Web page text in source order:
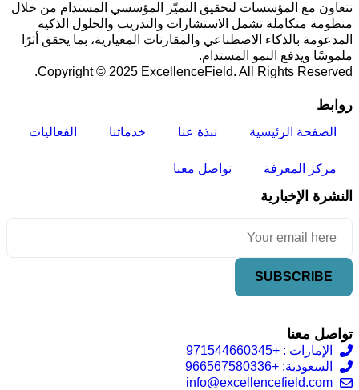
نتعاون مع المؤسسات لتحقيق التميّز المؤسسي المستدام من خلال
منظومة متكاملة تشمل الاستشارات والتدريب والحلول الذكية
المدعومة بالذكاء الاصطناعي والمقارنات المعيارية، بما يحقق أثرًا
ملموسًا ويدفع النمو المستدام.
Copyright © 2025 ExcellenceField. All Rights Reserved.
روابط
الصفحة الرئيسية نبذة عنا خدماتنا الفعاليات
مركز المعرفة تواصل معنا
النشرة الإخبارية
تواصل معنا
الإمارات : +971544660345
السعودية: +966567580336
info@excellencefield.com